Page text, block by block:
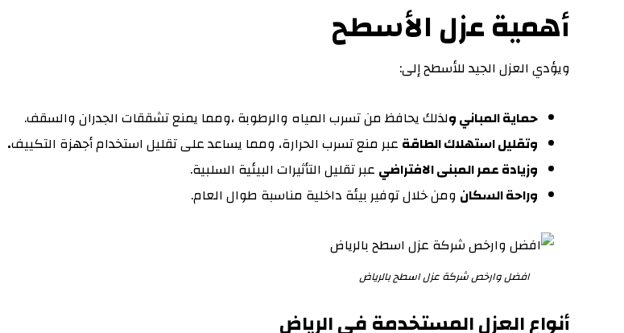
أهمية عزل الأسطح
ويؤدي العزل الجيد للأسطح إلى:
حماية المباني ولذلك يحافظ من تسرب المياه والرطوبة ،ومما يمنع تشققات الجدران والسقف.
وتقليل استهلاك الطاقة عبر منع تسرب الحرارة، ومما يساعد على تقليل استخدام أجهزة التكييف.
وزيادة عمر المبنى الافتراضي عبر تقليل التأثيرات البيئية السلبية.
وراحة السكان ومن خلال توفير بيئة داخلية مناسبة طوال العام.
افضل وارخص شركة عزل اسطح بالرياض
أنواع العزل المستخدمة في الرياض